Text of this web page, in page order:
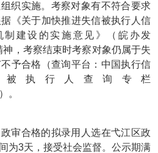
织实施。考察对象有不符合要求
《关于加快推进失信被执行人信
制建设的实施意见》（皖办发
神，考察结束时考察对象仍属于失
予合格（查询平台：中国执行信
执行人查询专栏
。
审合格的拟录用人选在弋江区政
为3天，接受社会监督。公示期满